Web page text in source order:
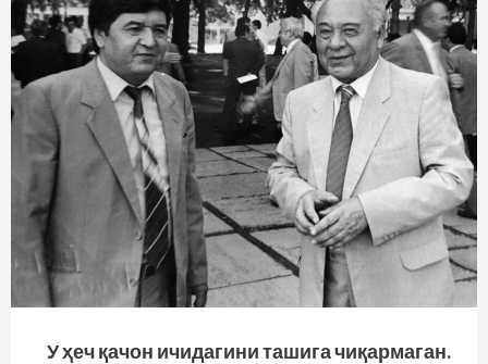
У ҳеч қачон ичидагини ташига чиқармаган.